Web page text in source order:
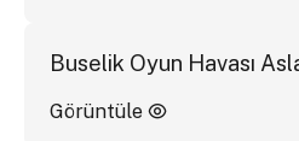
Buselik Oyun Havası
Görüntüle